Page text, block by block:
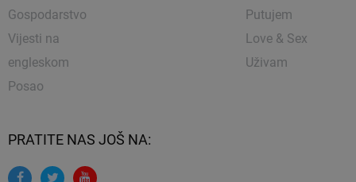
Gospodarstvo
Vijesti na
engleskom
Posao
Putujem
Love & Sex
Uživam
PRATITE NAS JOŠ NA: